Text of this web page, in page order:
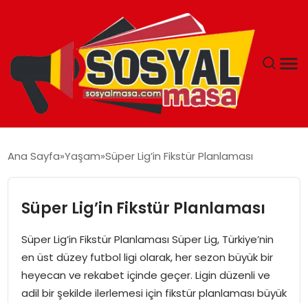
EKONOMI
GÜNCEL
TEKNOLOJI
EĞITIM
Ana Sayfa Yaşam Süper Lig’in Fikstür Planlaması
Süper Lig’in Fikstür Planlaması
Süper Lig’in Fikstür Planlaması Süper Lig, Türkiye’nin
en üst düzey futbol ligi olarak, her sezon büyük bir
heyecan ve rekabet içinde geçer. Ligin düzenli ve
adil bir şekilde ilerlemesi için fikstür planlaması büyük